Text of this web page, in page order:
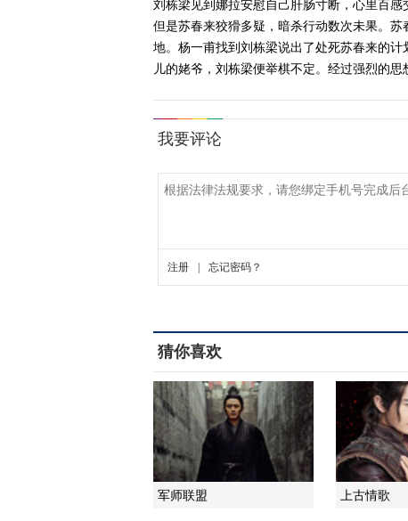
刘栋梁见到娜拉安慰自己肝肠寸断，心里百
但是苏春来狡猾多疑，暗杀行动数次未果。
地。杨一甫找到刘栋梁说出了处死苏春来的
儿的姥爷，刘栋梁便举棋不定。经过强烈的
猜你喜欢
军师联盟 上古情歌